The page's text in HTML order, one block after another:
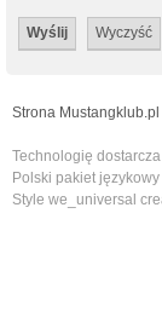
Strona Mustangklub.pl
Technologię dostarcza
Polski pakiet
Style we_universal